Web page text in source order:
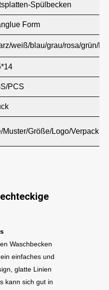
Spülbecken
Form
weiß/blau/grau/rosa/grün/
PCS
Muster/Größe/Logo/
Waschbecken
einfaches und
glatte Linien
kann sich gut in